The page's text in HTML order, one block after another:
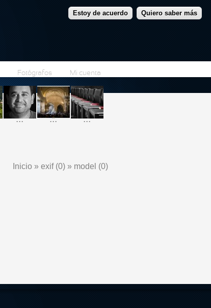
Estoy de acuerdo Quiero saber más
Fotógrafos Mi cuenta
... ... ...
Inicio » exif (0) » model (0)